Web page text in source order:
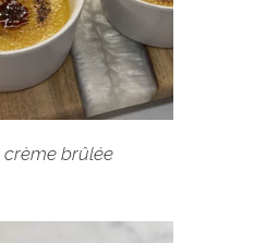
crème brûlée